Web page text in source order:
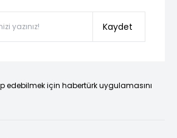
Kaydet
edebilmek için habertürk uygulamasını